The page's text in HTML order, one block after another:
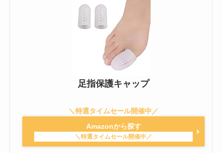
足指保護キャップ
Amazonから探す